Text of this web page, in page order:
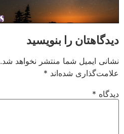
دیدگاهتان را بنویسید
نشانی ایمیل شما منتشر نخواهد شد.
علامت‌گذاری شده‌اند *
دیدگاه *